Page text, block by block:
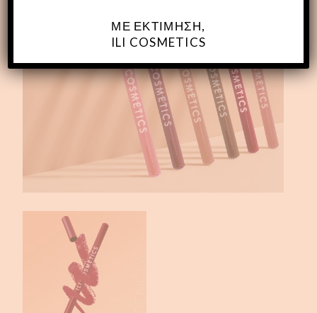
ΜΕ ΕΚΤΊΜΗΣΗ,
ILI COSMETICS